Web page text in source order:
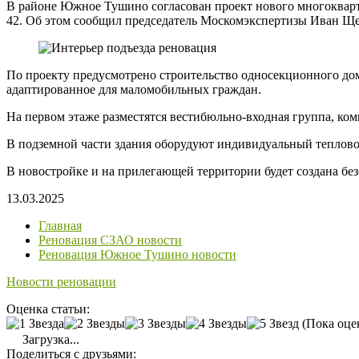
В районе Южное Тушино согласован проект нового
42. Об этом сообщил председатель Москомэкспертизы Иван
По проекту предусмотрено строительство односекционного
адаптированное для маломобильных граждан.
На первом этаже разместятся вестибюльно-входная группа,
В подземной части здания оборудуют индивидуальный
В новостройке и на прилегающей территории будет создана
13.03.2025
Главная
Реновация СЗАО новости
Реновация Южное Тушино новости
Новости реновации
Оценка статьи:
(Пока
Загрузка...
Поделиться с друзьями: